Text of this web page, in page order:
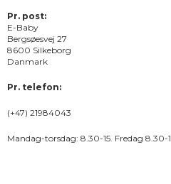
Pr. post:
E-Baby
Bergsøesvej 27
8600 Silkeborg
Danmark
Pr. telefon:
(+47) 21984043
Mandag-torsdag: 8.30-15. Fredag 8.30-